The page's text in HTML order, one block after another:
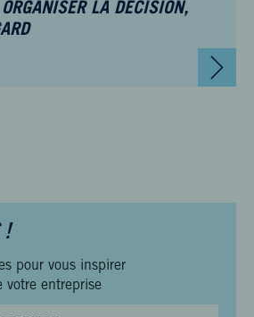
LA DÉCISION,
!
pour vous inspirer
votre entreprise